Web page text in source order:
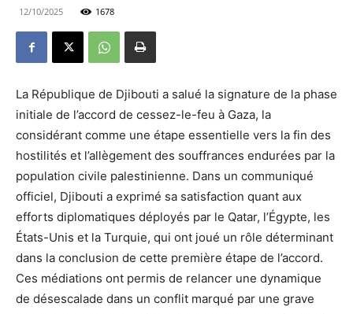
12/10/2025 1678
La République de Djibouti a salué la signature de la phase
initiale de l’accord de cessez-le-feu à Gaza, la
considérant comme une étape essentielle vers la fin des
hostilités et l’allègement des souffrances endurées par la
population civile palestinienne. Dans un communiqué
officiel, Djibouti a exprimé sa satisfaction quant aux
efforts diplomatiques déployés par le Qatar, l’Égypte, les
États-Unis et la Turquie, qui ont joué un rôle déterminant
dans la conclusion de cette première étape de l’accord.
Ces médiations ont permis de relancer une dynamique
de désescalade dans un conflit marqué par une grave